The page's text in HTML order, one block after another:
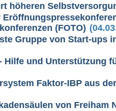
höheren
(FOTO)
Gruppe von Start-ups
Hilfe und Unterstützung
Faktor-IBP aus
von Freiham